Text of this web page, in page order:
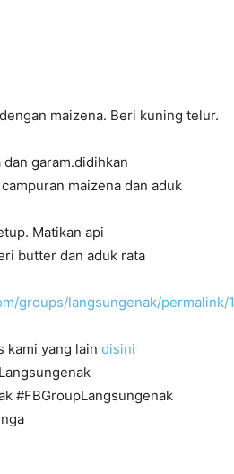
maizena. Beri kuning telur.
garam.didihkan
maizena dan aduk
Matikan api
butter dan aduk rata
groups/langsungenak/permalink/
kami yang lain disini
#FBGroupLangsungenak